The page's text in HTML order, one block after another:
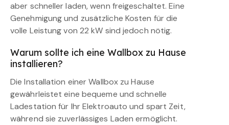
aber schneller laden, wenn freigeschaltet. Eine
Genehmigung und zusätzliche Kosten für die
volle Leistung von 22 kW sind jedoch nötig.
Warum sollte ich eine Wallbox zu Hause
installieren?
Die Installation einer Wallbox zu Hause
gewährleistet eine bequeme und schnelle
Ladestation für Ihr Elektroauto und spart Zeit,
während sie zuverlässiges Laden ermöglicht.